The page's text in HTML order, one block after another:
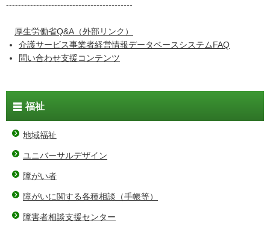
------------------------------------------
厚生労働省Q&A（外部リンク）
介護サービス事業者経営情報データベースシステムFAQ
問い合わせ支援コンテンツ
福祉
地域福祉
ユニバーサルデザイン
障がい者
障がいに関する各種相談（手帳等）
障害者相談支援センター